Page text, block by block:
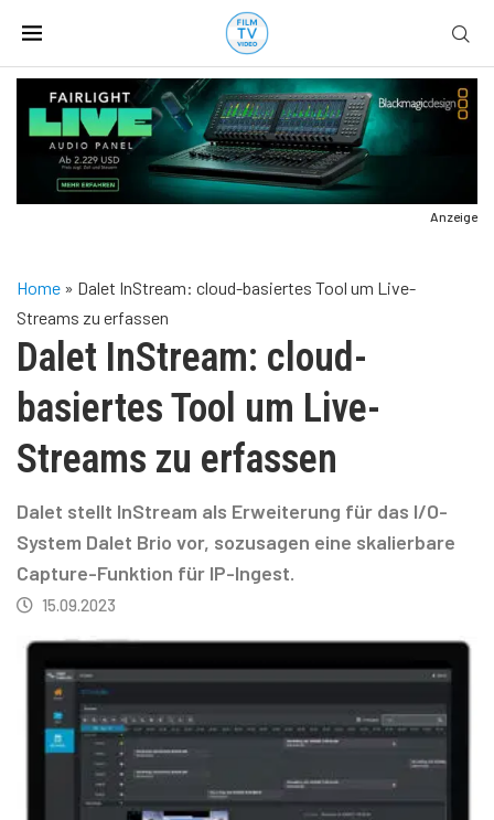
Anzeige
Home » Dalet InStream: cloud-basiertes Tool um Live-
Streams zu erfassen
Dalet InStream: cloud-
basiertes Tool um Live-
Streams zu erfassen
Dalet stellt InStream als Erweiterung für das I/O-
System Dalet Brio vor, sozusagen eine skalierbare
Capture-Funktion für IP-Ingest.
15.09.2023